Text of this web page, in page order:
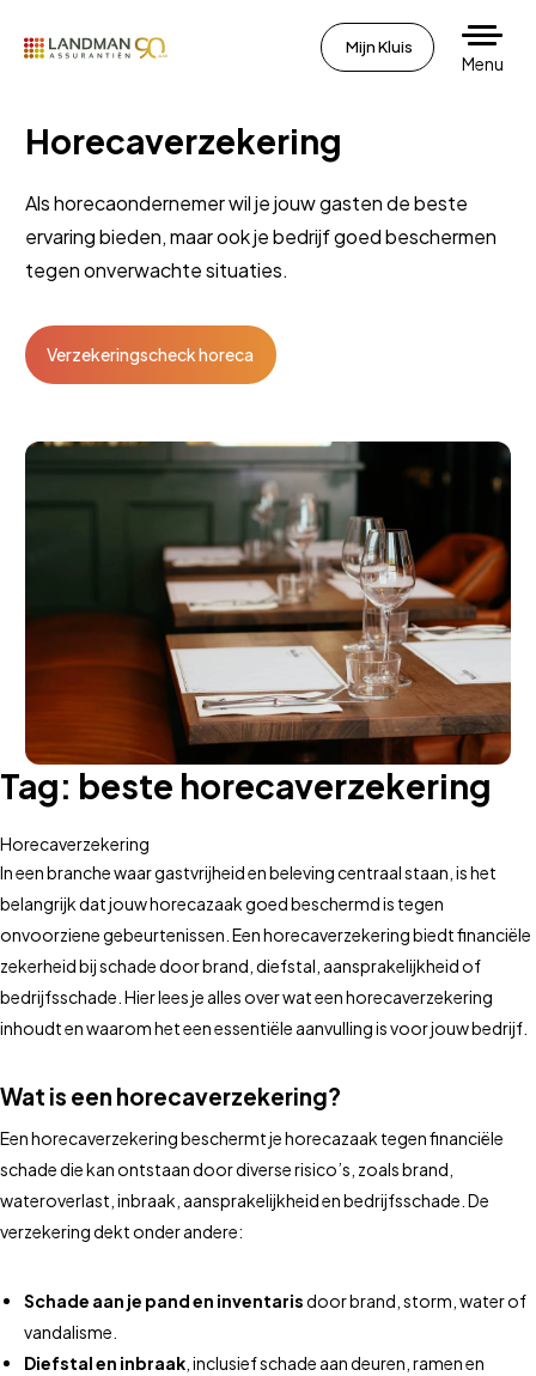
Mijn Kluis
Menu
Horecaverzekering
Als horecaondernemer wil je jouw gasten de beste
ervaring bieden, maar ook je bedrijf goed beschermen
tegen onverwachte situaties.
Verzekeringscheck horeca
Tag: beste horecaverzekering
Horecaverzekering
In een branche waar gastvrijheid en beleving centraal staan, is het
belangrijk dat jouw horecazaak goed beschermd is tegen
onvoorziene gebeurtenissen. Een horecaverzekering biedt financiële
zekerheid bij schade door brand, diefstal, aansprakelijkheid of
bedrijfsschade. Hier lees je alles over wat een horecaverzekering
inhoudt en waarom het een essentiële aanvulling is voor jouw bedrijf.
Wat is een horecaverzekering?
Een horecaverzekering beschermt je horecazaak tegen financiële
schade die kan ontstaan door diverse risico’s, zoals brand,
wateroverlast, inbraak, aansprakelijkheid en bedrijfsschade. De
verzekering dekt onder andere:
Schade aan je pand en inventarisdoor brand, storm, water of
vandalisme.
Diefstal en inbraak , inclusief schade aan deuren, ramen en